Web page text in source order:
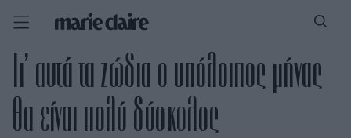
Γι’ αυτά τα ζώδια ο υπόλοιπος μήνας
θα είναι πολύ δύσκολος